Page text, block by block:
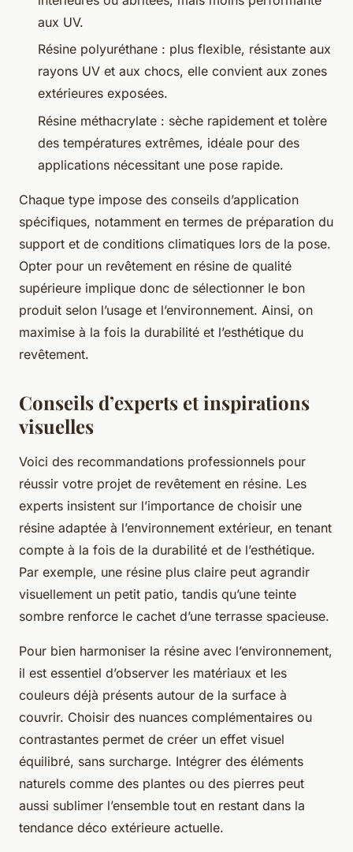
aux UV.
Résine polyuréthane : plus flexible, résistante aux
rayons UV et aux chocs, elle convient aux zones
extérieures exposées.
Résine méthacrylate : sèche rapidement et tolère
des températures extrêmes, idéale pour des
applications nécessitant une pose rapide.
Chaque type impose des conseils d’application
spécifiques, notamment en termes de préparation du
support et de conditions climatiques lors de la pose.
Opter pour un revêtement en résine de qualité
supérieure implique donc de sélectionner le bon
produit selon l’usage et l’environnement. Ainsi, on
maximise à la fois la durabilité et l’esthétique du
revêtement.
Conseils d’experts et inspirations
visuelles
Voici des recommandations professionnels pour
réussir votre projet de revêtement en résine. Les
experts insistent sur l’importance de choisir une
résine adaptée à l’environnement extérieur, en tenant
compte à la fois de la durabilité et de l’esthétique.
Par exemple, une résine plus claire peut agrandir
visuellement un petit patio, tandis qu’une teinte
sombre renforce le cachet d’une terrasse spacieuse.
Pour bien harmoniser la résine avec l’environnement,
il est essentiel d’observer les matériaux et les
couleurs déjà présents autour de la surface à
couvrir. Choisir des nuances complémentaires ou
contrastantes permet de créer un effet visuel
équilibré, sans surcharge. Intégrer des éléments
naturels comme des plantes ou des pierres peut
aussi sublimer l’ensemble tout en restant dans la
tendance déco extérieure actuelle.